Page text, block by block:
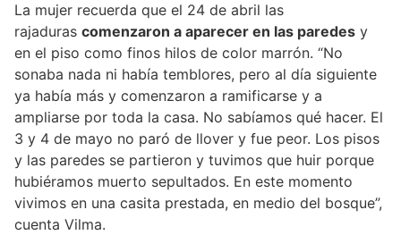
La mujer recuerda que el 24 de abril las
rajaduras comenzaron a aparecer en las paredes y
en el piso como finos hilos de color marrón. “No
sonaba nada ni había temblores, pero al día siguiente
ya había más y comenzaron a ramificarse y a
ampliarse por toda la casa. No sabíamos qué hacer. El
3 y 4 de mayo no paró de llover y fue peor. Los pisos
y las paredes se partieron y tuvimos que huir porque
hubiéramos muerto sepultados. En este momento
vivimos en una casita prestada, en medio del bosque”,
cuenta Vilma.